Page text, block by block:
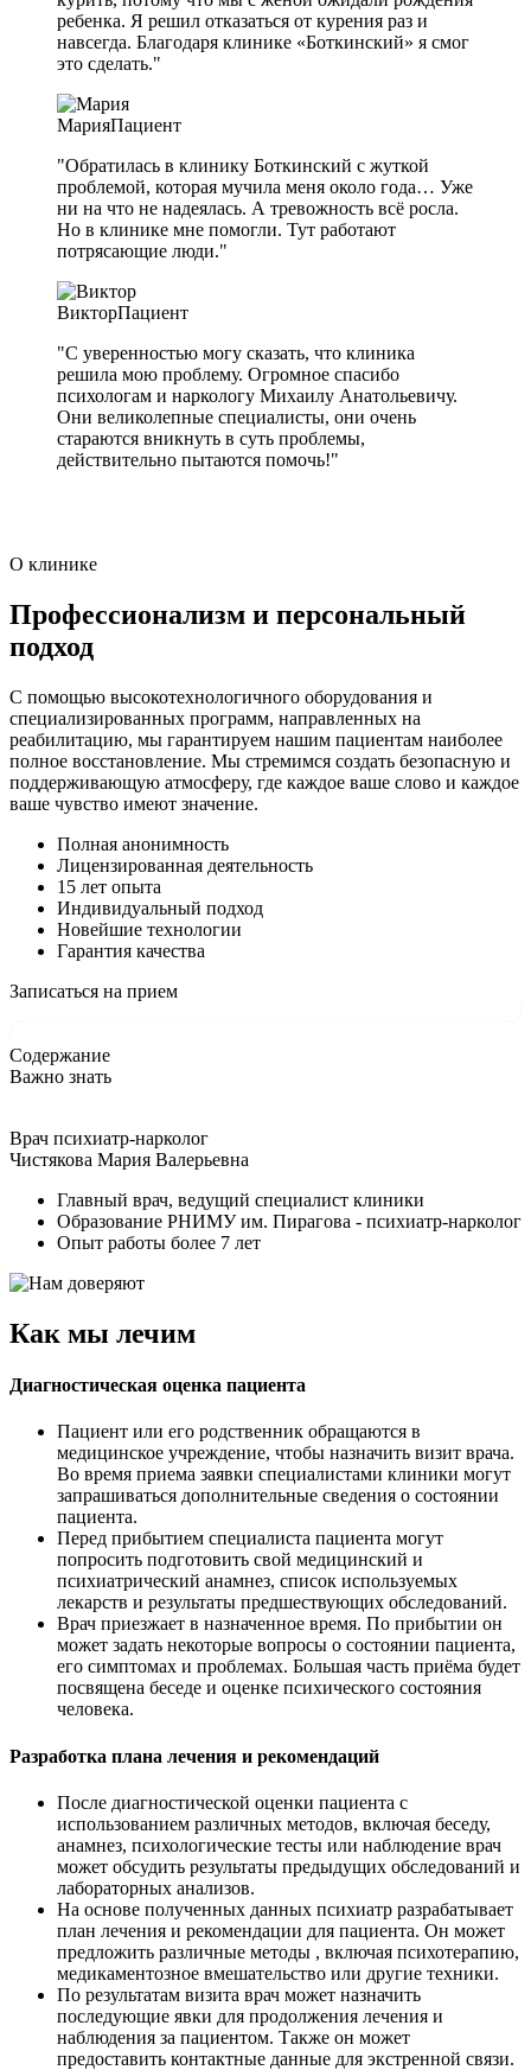
ребенка. Я решил отказаться от курения раз и
навсегда. Благодаря клинике «Боткинский» я смог
это сделать."
МарияПациент
"Обратилась в клинику Боткинский с жуткой
проблемой, которая мучила меня около года… Уже
ни на что не надеялась. А тревожность всё росла.
Но в клинике мне помогли. Тут работают
потрясающие люди."
ВикторПациент
"С уверенностью могу сказать, что клиника
решила мою проблему. Огромное спасибо
психологам и наркологу Михаилу Анатольевичу.
Они великолепные специалисты, они очень
стараются вникнуть в суть проблемы,
действительно пытаются помочь!"
О клинике
Профессионализм и персональный
подход
С помощью высокотехнологичного оборудования и
специализированных программ, направленных на
реабилитацию, мы гарантируем нашим пациентам наиболее
полное восстановление. Мы стремимся создать безопасную и
поддерживающую атмосферу, где каждое ваше слово и каждое
ваше чувство имеют значение.
Полная анонимность
Лицензированная деятельность
15 лет опыта
Индивидуальный подход
Новейшие технологии
Гарантия качества
Записаться на прием
Содержание
Важно знать
Врач психиатр-нарколог
Чистякова Мария Валерьевна
Главный врач, ведущий специалист клиники
Образование РНИМУ им. Пирагова - психиатр-нарколог
Опыт работы более 7 лет
Как мы лечим
Диагностическая оценка пациента
Пациент или его родственник обращаются в
медицинское учреждение, чтобы назначить визит врача.
Во время приема заявки специалистами клиники могут
запрашиваться дополнительные сведения о состоянии
пациента.
Перед прибытием специалиста пациента могут
попросить подготовить свой медицинский и
психиатрический анамнез, список используемых
лекарств и результаты предшествующих обследований.
Врач приезжает в назначенное время. По прибытии он
может задать некоторые вопросы о состоянии пациента,
его симптомах и проблемах. Большая часть приёма будет
посвящена беседе и оценке психического состояния
человека.
Разработка плана лечения и рекомендаций
После диагностической оценки пациента с
использованием различных методов, включая беседу,
анамнез, психологические тесты или наблюдение врач
может обсудить результаты предыдущих обследований и
лабораторных анализов.
На основе полученных данных психиатр разрабатывает
план лечения и рекомендации для пациента. Он может
предложить различные методы , включая психотерапию,
медикаментозное вмешательство или другие техники.
По результатам визита врач может назначить
последующие явки для продолжения лечения и
наблюдения за пациентом. Также он может
предоставить контактные данные для экстренной связи.